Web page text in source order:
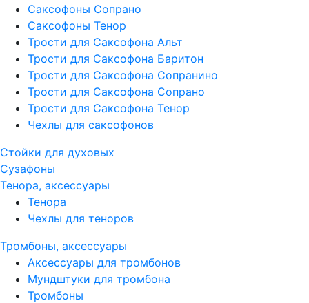
Саксофоны Сопрано
Саксофоны Тенор
Трости для Саксофона Альт
Трости для Саксофона Баритон
Трости для Саксофона Сопранино
Трости для Саксофона Сопрано
Трости для Саксофона Тенор
Чехлы для саксофонов
Стойки для духовых
Сузафоны
Тенора, аксессуары
Тенора
Чехлы для теноров
Тромбоны, аксессуары
Аксессуары для тромбонов
Мундштуки для тромбона
Тромбоны